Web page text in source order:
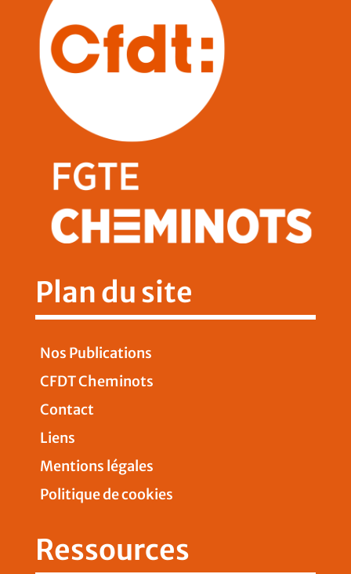
Plan du site
Nos Publications
CFDT Cheminots
Contact
Liens
Mentions légales
Politique de cookies
Ressources